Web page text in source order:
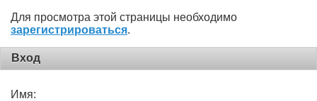
Для просмотра этой страницы необходимо
зарегистрироваться.
Вход
Имя: